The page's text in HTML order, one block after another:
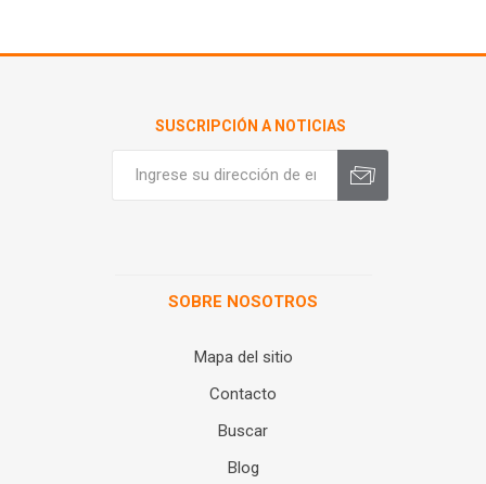
SUSCRIPCIÓN A NOTICIAS
SOBRE NOSOTROS
Mapa del sitio
Contacto
Buscar
Blog